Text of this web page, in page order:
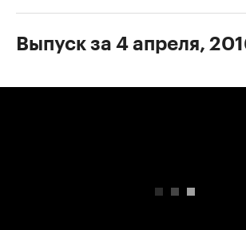
Выпуск за 4 апреля,